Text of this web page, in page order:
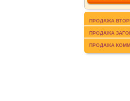
ПРОДАЖА
ПРОДАЖА
ПРОДАЖА